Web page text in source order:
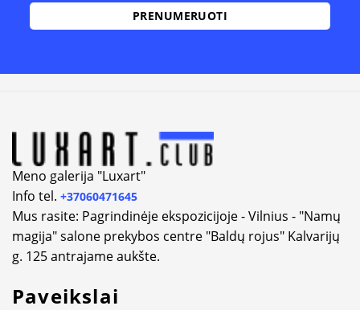
Meno galerija "Luxart"
Info tel. +37060471645
Mus rasite: Pagrindinėje ekspozicijoje - Vilnius - "Namų
magija" salone prekybos centre "Baldų rojus" Kalvarijų
g. 125 antrajame aukšte.
Paveikslai